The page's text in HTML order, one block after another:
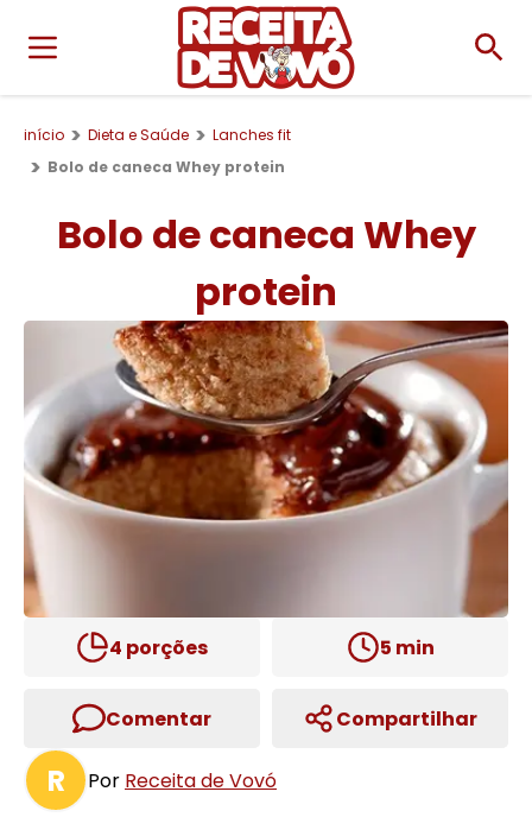
início Dieta e Saúde
Lanches fit
Bolo de caneca Whey protein
Bolo de caneca Whey
protein
4 porções 5 min
Comentar Compartilhar
R Por Receita de Vovó